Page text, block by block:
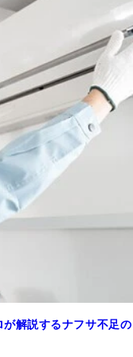
解説するナフサ不足の